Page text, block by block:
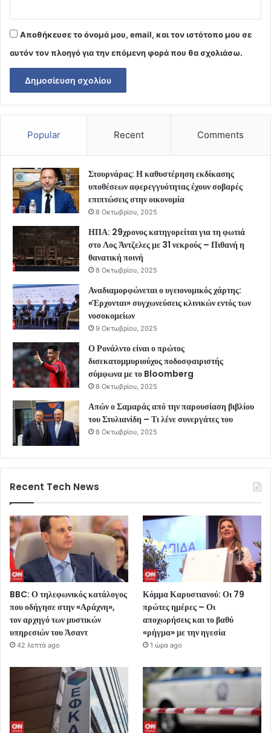
Αποθήκευσε το όνομά μου, email, και τον ιστότοπο μου σε
αυτόν τον πλοηγό για την επόμενη φορά που θα σχολιάσω.
Popular Recent Comments
Στουρνάρας: Η καθυστέρηση εκδίκασης
υποθέσεων αφερεγγυότητας έχουν σοβαρές
επιπτώσεις στην οικονομία
8 Οκτωβρίου, 2025
ΗΠΑ: 29χρονος κατηγορείται για τη φωτιά
στο Λος Άντζελες με 31 νεκρούς – Πιθανή η
θανατική ποινή
8 Οκτωβρίου, 2025
Αναδιαμορφώνεται ο υγειονομικός χάρτης:
«Έρχονται» συγχωνεύσεις κλινικών εντός των
νοσοκομείων
9 Οκτωβρίου, 2025
Ο Ρονάλντο είναι ο πρώτος
δισεκατομμυριούχος ποδοσφαιριστής
σύμφωνα με το Bloomberg
8 Οκτωβρίου, 2025
Απών ο Σαμαράς από την παρουσίαση βιβλίου
του Στυλιανίδη – Τι λένε συνεργάτες του
8 Οκτωβρίου, 2025
Recent Tech News
BBC: Ο τηλεφωνικός κατάλογος
που οδήγησε στην «Αράχνη»,
τον αρχηγό των μυστικών
υπηρεσιών του Άσαντ
42 λεπτά ago
Κόμμα Καρυστιανού: Οι 79
πρώτες ημέρες – Οι
αποχωρήσεις και το βαθύ
«ρήγμα» με την ηγεσία
1 ώρα ago